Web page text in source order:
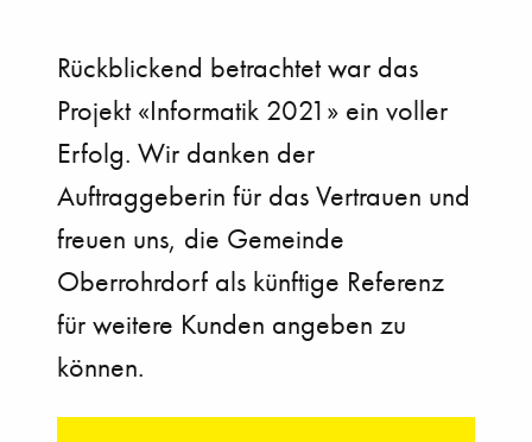
Rückblickend betrachtet war das
Projekt «Informatik 2021» ein voller
Erfolg. Wir danken der
Auftraggeberin für das Vertrauen und
freuen uns, die Gemeinde
Oberrohrdorf als künftige Referenz
für weitere Kunden angeben zu
können.